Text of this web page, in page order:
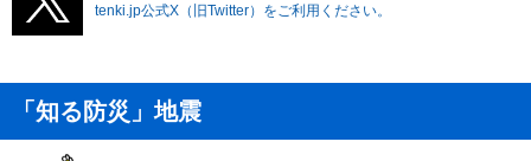
tenki.jp公式X（旧Twitter）をご利用ください。
「知る防災」地震